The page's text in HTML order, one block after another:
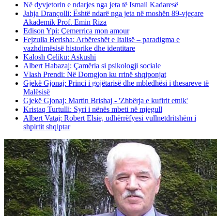
Në dyvjetorin e ndarjes nga jeta të Ismail Kadaresë
Jahja Drançolli: Është ndarë nga jeta në moshën 89-vjeçare
Akademik Prof. Emin Riza
Edison Ypi: Çemerrica mon amour
Fejzulla Berisha: Arbëreshët e Italisë – paradigma e
vazhdimësisë historike dhe identitare
Kalosh Çeliku: Askushi
Albert Habazaj: Çamëria si psikologji sociale
Vlash Prendi: Në Domgjon ku rrinë shqiponjat
Gjekë Gjonaj: Princi i gojëtarisë dhe mbledhësi i thesareve të
Malësisë
Gjekë Gjonaj: Martin Brishaj - 'Zhbërja e kufirit etnik'
Kristaq Turtulli: Syri i nënës mbeti në mjegull
Albert Vataj: Robert Elsie, udhërrëfyesi vullnetdritshëm i
shpirtit shqiptar